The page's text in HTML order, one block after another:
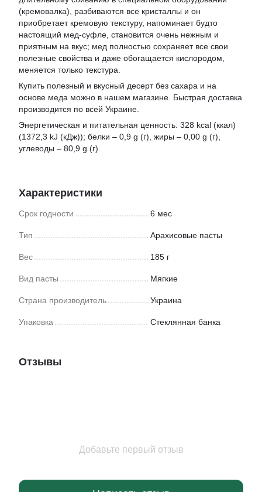
(кремовалка), разбиваются все кристаллы и он
приобретает кремовую текстуру, напоминает будто
настоящий мед-суфле, становится очень нежным и
приятным на вкус; мед полностью сохраняет все свои
полезные свойства и даже обогащается кислородом,
меняется только текстура.
Купить полезный и вкусный десерт без сахара и на
основе меда можно в нашем магазине. Быстрая доставка
производится по всей Украине.
Энергетическая и питательная ценность: 328 kcal (ккал)
(1372,3 kJ (кДж)); белки – 0,9 g (г), жиры – 0,00 g (г),
углеводы – 80,9 g (г).
Характеристики
Срок годности 6 мес
Тип Арахисовые пасты
Вес 185 г
Вид пасты Мягкие
Страна производитель Украина
Упаковка Стеклянная банка
Отзывы
Добавьте первый отзыв